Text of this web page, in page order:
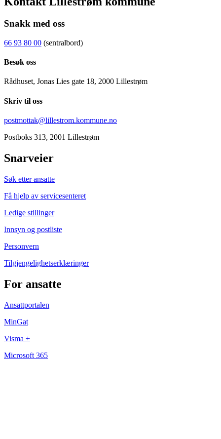
Snakk med oss
66 93 80 00 (sentralbord)
Besøk oss
Rådhuset, Jonas Lies gate 18, 2000 Lillestrøm
Skriv til oss
postmottak@lillestrom.kommune.no
Postboks 313, 2001 Lillestrøm
Snarveier
Søk etter ansatte
Få hjelp av servicesenteret
Ledige stillinger
Innsyn og postliste
Personvern
Tilgjengelighetserklæringer
For ansatte
Ansattportalen
MinGat
Visma +
Microsoft 365